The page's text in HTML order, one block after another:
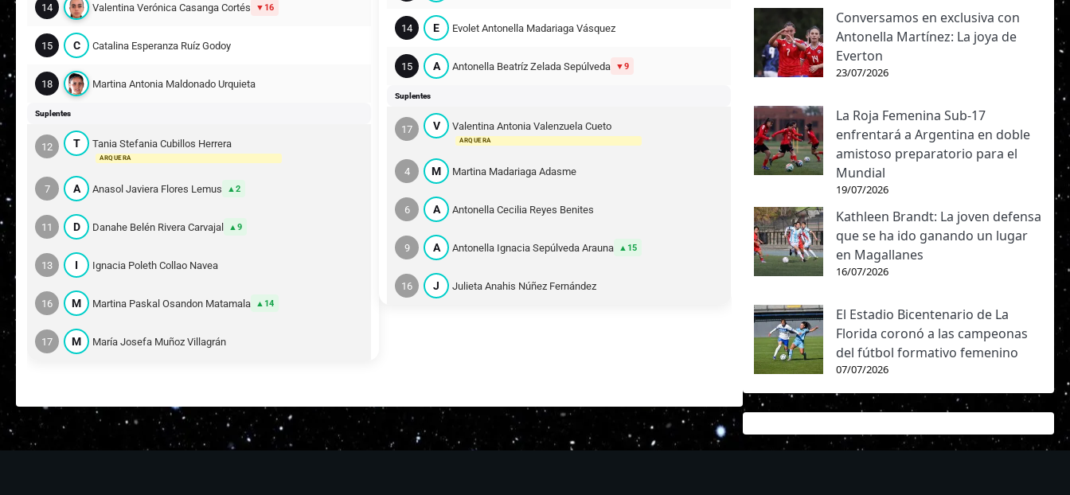
14 Valentina Verónica Casanga Cortés 16
15 C Catalina Esperanza Ruíz Godoy
18 Martina Antonia Maldonado Urquieta
Suplentes
12 T Tania Stefania Cubillos Herrera
ARQUERA
7 A Anasol Javiera Flores Lemus 2
11 D Danahe Belén Rivera Carvajal 9
13 I Ignacia Poleth Collao Navea
16 M Martina Paskal Osandon Matamala 14
17 M María Josefa Muñoz Villagrán
14 E Evolet Antonella Madariaga Vásquez
15 A Antonella Beatríz Zelada Sepúlveda 9
Suplentes
17 V Valentina Antonia Valenzuela Cueto
ARQUERA
4 M Martina Madariaga Adasme
6 A Antonella Cecilia Reyes Benites
9 A Antonella Ignacia Sepúlveda Arauna 15
16 J Julieta Anahis Núñez Fernández
Conversamos en exclusiva con
Antonella Martínez: La joya de
Everton
23/07/2026
La Roja Femenina Sub-17
enfrentará a Argentina en doble
amistoso preparatorio para el
Mundial
19/07/2026
Kathleen Brandt: La joven defensa
que se ha ido ganando un lugar
en Magallanes
16/07/2026
El Estadio Bicentenario de La
Florida coronó a las campeonas
del fútbol formativo femenino
07/07/2026